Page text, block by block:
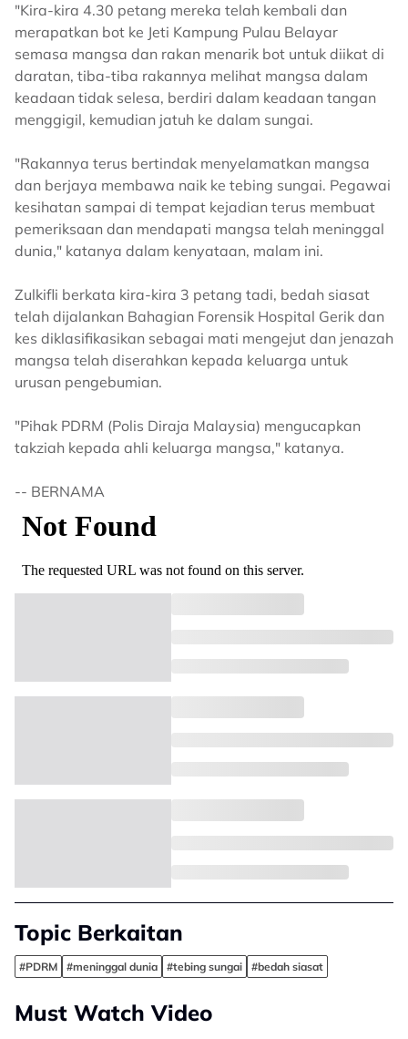
"Kira-kira 4.30 petang mereka telah kembali dan
merapatkan bot ke Jeti Kampung Pulau Belayar
semasa mangsa dan rakan menarik bot untuk diikat di
daratan, tiba-tiba rakannya melihat mangsa dalam
keadaan tidak selesa, berdiri dalam keadaan tangan
menggigil, kemudian jatuh ke dalam sungai.
"Rakannya terus bertindak menyelamatkan mangsa
dan berjaya membawa naik ke tebing sungai. Pegawai
kesihatan sampai di tempat kejadian terus membuat
pemeriksaan dan mendapati mangsa telah meninggal
dunia," katanya dalam kenyataan, malam ini.
Zulkifli berkata kira-kira 3 petang tadi, bedah siasat
telah dijalankan Bahagian Forensik Hospital Gerik dan
kes diklasifikasikan sebagai mati mengejut dan jenazah
mangsa telah diserahkan kepada keluarga untuk
urusan pengebumian.
"Pihak PDRM (Polis Diraja Malaysia) mengucapkan
takziah kepada ahli keluarga mangsa," katanya.
-- BERNAMA
Topic Berkaitan
#PDRM #meninggal dunia #tebing sungai #bedah siasat
Must Watch Video